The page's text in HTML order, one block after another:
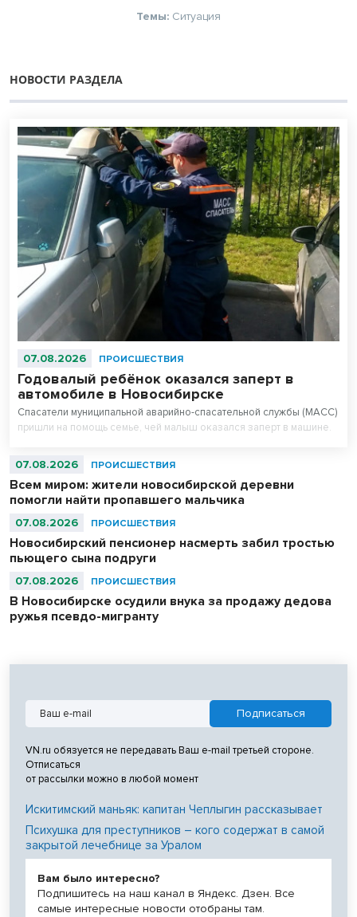
Темы: Ситуация
НОВОСТИ РАЗДЕЛА
07.08.2026 ПРОИСШЕСТВИЯ
Годовалый ребёнок оказался заперт в
автомобиле в Новосибирске
Спасатели муниципальной аварийно-спасательной службы (МАСС)
пришли на помощь семье, чей малыш оказался заперт в машине.
07.08.2026 ПРОИСШЕСТВИЯ
Всем миром: жители новосибирской деревни
помогли найти пропавшего мальчика
07.08.2026 ПРОИСШЕСТВИЯ
Новосибирский пенсионер насмерть забил тростью
пьющего сына подруги
07.08.2026 ПРОИСШЕСТВИЯ
В Новосибирске осудили внука за продажу дедова
ружья псевдо-мигранту
VN.ru обязуется не передавать Ваш e-mail третьей стороне.
Отписаться
от рассылки можно в любой момент
Искитимский маньяк: капитан Чеплыгин рассказывает
Психушка для преступников – кого содержат в самой
закрытой лечебнице за Уралом
Вам было интересно?
Подпишитесь на наш канал в Яндекс. Дзен. Все
самые интересные новости отобраны там.